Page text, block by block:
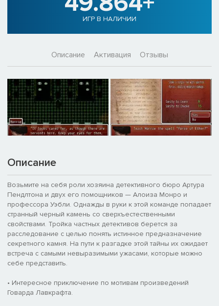
ИГР В НАЛИЧИИ
Описание Активация Отзывы
Описание
Возьмите на себя роли хозяина детективного бюро Артура
Пендлтона и двух его помощников — Алоиза Монро и
профессора Уэбли. Однажды в руки к этой команде попадает
странный черный камень со сверхъестественными
свойствами. Тройка частных детективов берется за
расследование с целью понять истинное предназначение
секретного камня. На пути к разгадке этой тайны их ожидает
встреча с самыми невыразимыми ужасами, которые можно
себе представить.
• Интересное приключение по мотивам произведений
Говарда Лавкрафта.